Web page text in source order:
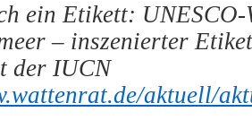
ein Etikett:
– inszenierter
der IUCN
aktuell/